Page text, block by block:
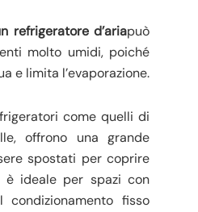
refrigeratore d’ariapuò
molto umidi, poiché
e limita l’evaporazione.
come quelli di
offrono una grande
spostati per coprire
ideale per spazi con
fisso